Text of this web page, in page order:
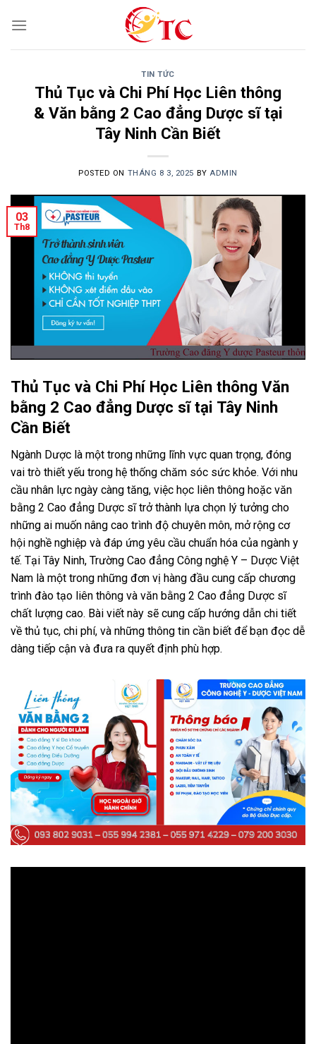
TIN TỨC
Thủ Tục và Chi Phí Học Liên thông
& Văn bằng 2 Cao đẳng Dược sĩ tại
Tây Ninh Cần Biết
POSTED ON THÁNG 8 3, 2025 BY ADMIN
03
Th8
Thủ Tục và Chi Phí Học Liên thông Văn
bằng 2 Cao đẳng Dược sĩ tại Tây Ninh
Cần Biết
Ngành Dược là một trong những lĩnh vực quan trọng, đóng
vai trò thiết yếu trong hệ thống chăm sóc sức khỏe. Với nhu
cầu nhân lực ngày càng tăng, việc học liên thông hoặc văn
bằng 2 Cao đẳng Dược sĩ trở thành lựa chọn lý tưởng cho
những ai muốn nâng cao trình độ chuyên môn, mở rộng cơ
hội nghề nghiệp và đáp ứng yêu cầu chuẩn hóa của ngành y
tế. Tại Tây Ninh, Trường Cao đẳng Công nghệ Y – Dược Việt
Nam là một trong những đơn vị hàng đầu cung cấp chương
trình đào tạo liên thông và văn bằng 2 Cao đẳng Dược sĩ
chất lượng cao. Bài viết này sẽ cung cấp hướng dẫn chi tiết
về thủ tục, chi phí, và những thông tin cần biết để bạn đọc dễ
dàng tiếp cận và đưa ra quyết định phù hợp.